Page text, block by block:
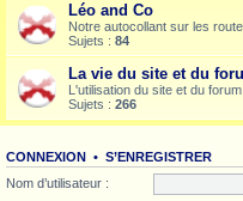
Léo and Co
Notre autocollant sur les
Sujets : 84
La vie du site et du
L'utilisation du site et du
Sujets : 266
CONNEXION • S’ENREGISTRER
Nom d’utilisateur :